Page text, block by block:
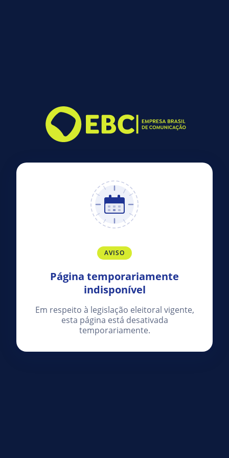
AVISO
Página temporariamente
indisponível
Em respeito à legislação eleitoral vigente,
esta página está desativada
temporariamente.